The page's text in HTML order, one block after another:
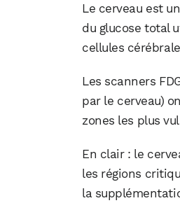
Le cerveau est
du glucose total
cellules
Les scanners
par le cerveau)
zones les plus
En clair : le
les régions
la